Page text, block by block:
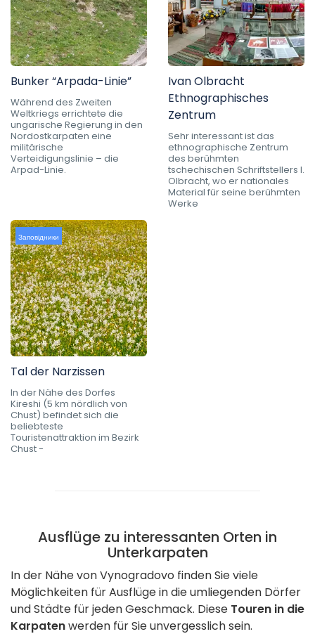
Bunker “Arpada-Linie”
Während des Zweiten
Weltkriegs errichtete die
ungarische Regierung in den
Nordostkarpaten eine
militärische
Verteidigungslinie – die
Arpad-Linie.
Ivan Olbracht
Ethnographisches
Zentrum
Sehr interessant ist das
ethnographische Zentrum
des berühmten
tschechischen Schriftstellers I.
Olbracht, wo er nationales
Material für seine berühmten
Werke
Заповідники
Tal der Narzissen
In der Nähe des Dorfes
Kireshi (5 km nördlich von
Chust) befindet sich die
beliebteste
Touristenattraktion im Bezirk
Chust -
Ausflüge zu interessanten Orten in
Unterkarpaten
In der Nähe von Vynogradovo finden Sie viele
Möglichkeiten für Ausflüge in die umliegenden Dörfer
und Städte für jeden Geschmack. Diese Touren in die
Karpatenwerden für Sie unvergesslich sein.